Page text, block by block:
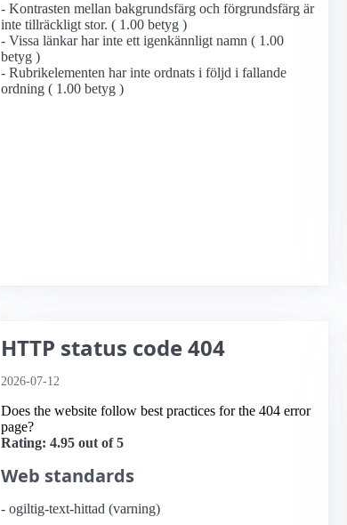
- Kontrasten mellan bakgrundsfärg och förgrundsfärg är
inte tillräckligt stor. ( 1.00 betyg )
- Vissa länkar har inte ett igenkännligt namn ( 1.00
betyg )
- Rubrikelementen har inte ordnats i följd i fallande
ordning ( 1.00 betyg )
HTTP status code 404
2026-07-12
Does the website follow best practices for the 404 error
page?
Rating: 4.95 out of 5
Web standards
- ogiltig-text-hittad (varning)